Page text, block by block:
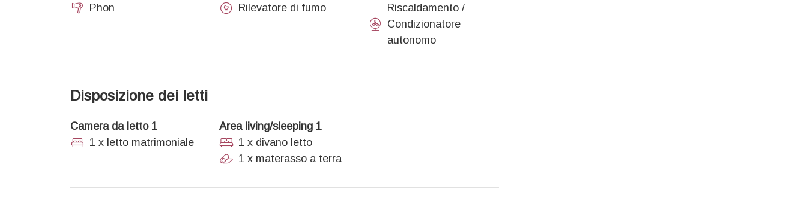
Phon
Rilevatore di fumo
Riscaldamento /
Condizionatore
autonomo
Disposizione dei letti
Camera da letto 1
1 x letto matrimoniale
Area living/sleeping 1
1 x divano letto
1 x materasso a terra